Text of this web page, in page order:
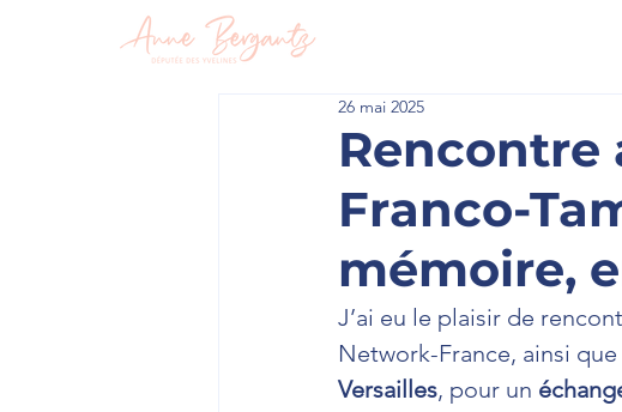
Rencontre
Franco-
mémoire,
26 mai 2025
J’ai eu le plaisir de
Network-France, ainsi
Versailles, pour un